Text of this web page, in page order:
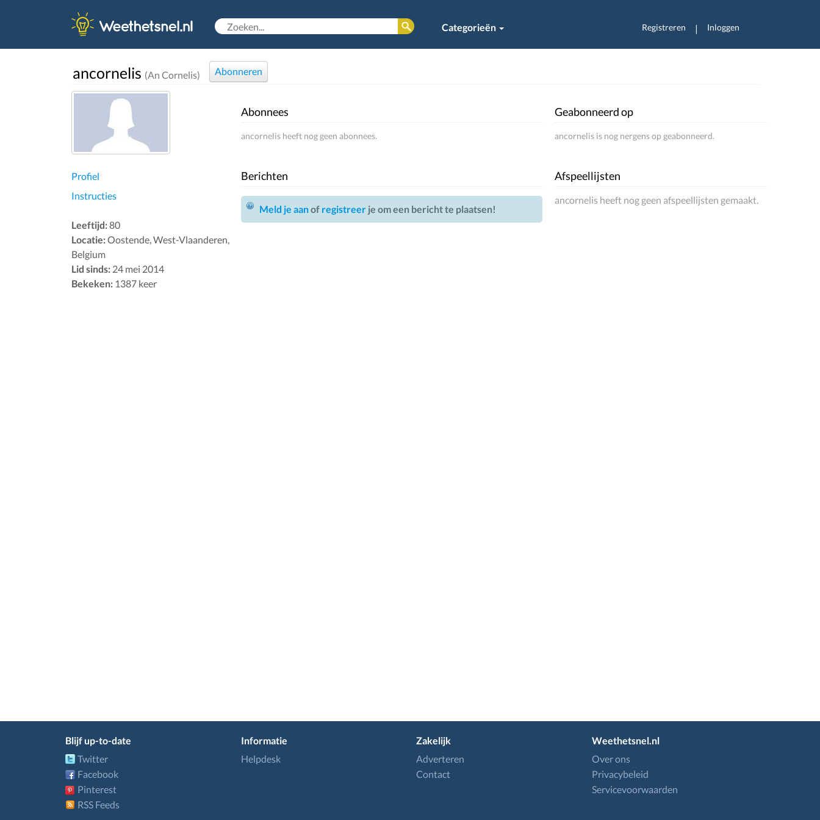
Categorieën Registreren | Inloggen
ancornelis (An Cornelis) Abonneren
Profiel
Instructies
Leeftijd:80
Locatie:Oostende, West-Vlaanderen,
Belgium
Lid sinds: 24 mei 2014
Bekeken: 1387 keer
Abonnees
ancornelis heeft nog geen abonnees.
Berichten
Meld je aanof registreerje om een bericht te plaatsen!
Geabonneerd op
ancornelis is nog nergens op geabonneerd.
Afspeellijsten
ancornelis heeft nog geen afspeellijsten gemaakt.
Blijf up-to-date
Twitter
Facebook
Pinterest
RSS Feeds
Informatie
Helpdesk
Zakelijk
Adverteren
Contact
Weethetsnel.nl
Over ons
Privacybeleid
Servicevoorwaarden